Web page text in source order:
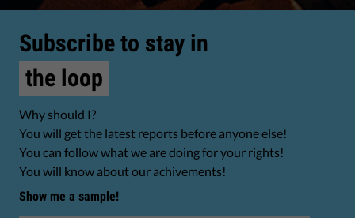
Subscribe to stay in
the loop
Why should I?
You will get the latest reports before anyone else!
You can follow what we are doing for your rights!
You will know about our achivements!
Show me a sample!